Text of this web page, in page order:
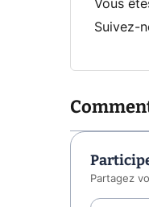
Vous
Suivez-
Partagez